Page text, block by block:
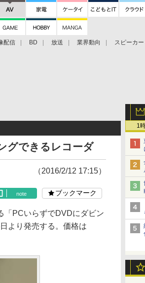
配信 BD 放送 業界動向
スピーカー
1
グできるレコーダ
（2016/2/12 17:15）
note ブックマーク
PCいらずでDVDにダビン
より発売する。価格は